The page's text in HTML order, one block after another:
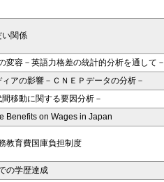
い関係
変容－英語力格差の統計的分析を通して－
アの影響－ＣＮＥＰデータの分析－
移動に関する要因分析－
Benefits on Wages in Japan
教育費国庫負担制度
の学歴達成